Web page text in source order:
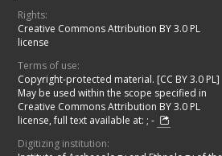
Rights:
Creative Commons Attribution BY 3.0 PL
license
Terms of use:
Copyright-protected material. [CC BY 3.0 PL]
May be used within the scope specified in
Creative Commons Attribution BY 3.0 PL
license, full text available at: ; -
Digitizing institution: